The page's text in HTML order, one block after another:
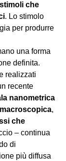
che
. Lo stimolo
per produrre
una forma
definita.
realizzati
recente
nanometrica
,
che
– continua
di
più diffusa